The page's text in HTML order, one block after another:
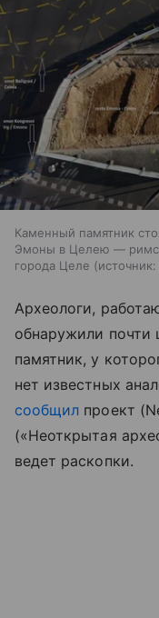
Каменный памятник
Эмоны в Целею —
города Целе
источник:
Археологи,
обнаружили почти
памятник, у
нет известных
сообщил проект
(«Неоткрытая
ведет раскопки.